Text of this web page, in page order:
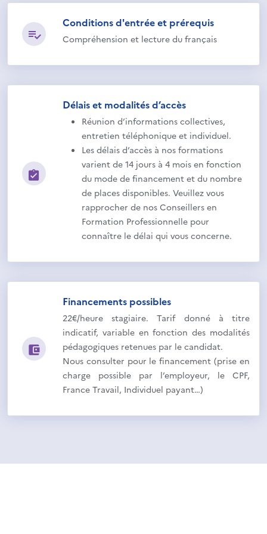
Conditions d'entrée et prérequis
Compréhension et lecture du français
Délais et modalités d’accès
Réunion d’informations collectives,
entretien téléphonique et individuel.
Les délais d’accès à nos formations
varient de 14 jours à 4 mois en fonction
du mode de financement et du nombre
de places disponibles. Veuillez vous
rapprocher de nos Conseillers en
Formation Professionnelle pour
connaître le délai qui vous concerne.
Financements possibles
22€/heure stagiaire. Tarif donné à titre
indicatif, variable en fonction des modalités
pédagogiques retenues par le candidat.
Nous consulter pour le financement (prise en
charge possible par l’employeur, le CPF,
France Travail, Individuel payant…)